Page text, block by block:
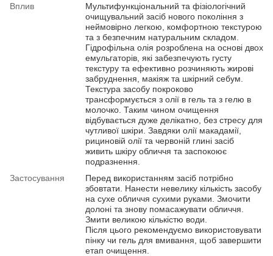
Вплив
Мультифункціональний та фізіологічний
очищувальний засіб нового покоління з
неймовірно легкою, комфортною текстурою
та з безпечним натуральним складом.
Гідрофільна олія розроблена на основі двох
емульгаторів, які забезпечують густу
текстуру та ефективно розчиняють жирові
забруднення, макіяж та шкірний себум.
Текстура засобу покроково
трансформується з олії в гель та з гелю в
молочко. Таким чином очищення
відбувається дуже делікатно, без стресу для
чутливої шкіри. Завдяки олії макадамії,
рициновій олії та червоній глині засіб
живить шкіру обличчя та заспокоює
подразнення.
Застосування
Перед використанням засіб потрібно
збовтати. Нанести невелику кількість засобу
на сухе обличчя сухими руками. Змочити
долоні та знову помасажувати обличчя.
Змити великою кількістю води.
Після цього рекомендуємо використовувати
пінку чи гель для вмивання, щоб завершити
етап очищення.